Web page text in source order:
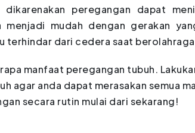
peregangan dapat
menjadi mudah dengan gerakan
terhindar dari cedera saat
manfaat peregangan tubuh.
agar anda dapat merasakan semua
secara rutin mulai dari sekarang!